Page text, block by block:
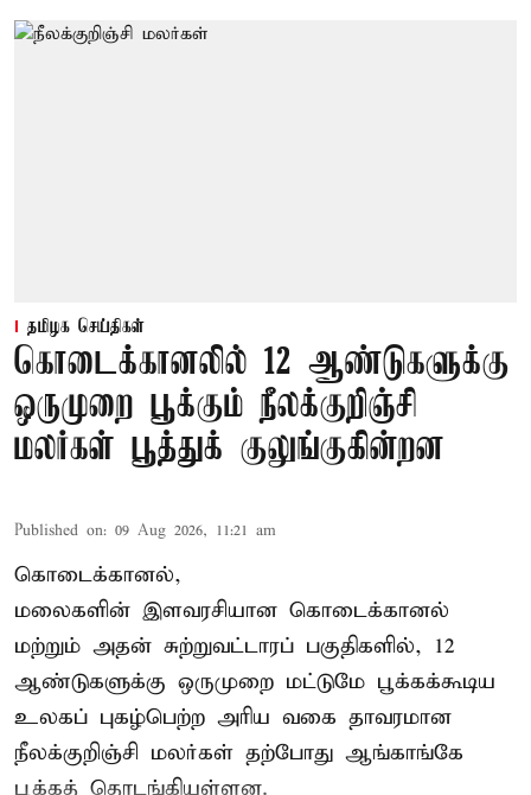
தமிழக செய்திகள்
கொடைக்கானலில் 12 ஆண்டுகளுக்கு
ஒருமுறை பூக்கும் நீலக்குறிஞ்சி
மலர்கள் பூத்துக் குலுங்குகின்றன
Published on: 09 Aug 2026, 11:21 am
கொடைக்கானல்,
மலைகளின் இளவரசியான கொடைக்கானல்
மற்றும் அதன் சுற்றுவட்டாரப் பகுதிகளில், 12
ஆண்டுகளுக்கு ஒருமுறை மட்டுமே பூக்கக்கூடிய
உலகப் புகழ்பெற்ற அரிய வகை தாவரமான
நீலக்குறிஞ்சி மலர்கள் தற்போது ஆங்காங்கே
பூக்கத் தொடங்கியுள்ளன.